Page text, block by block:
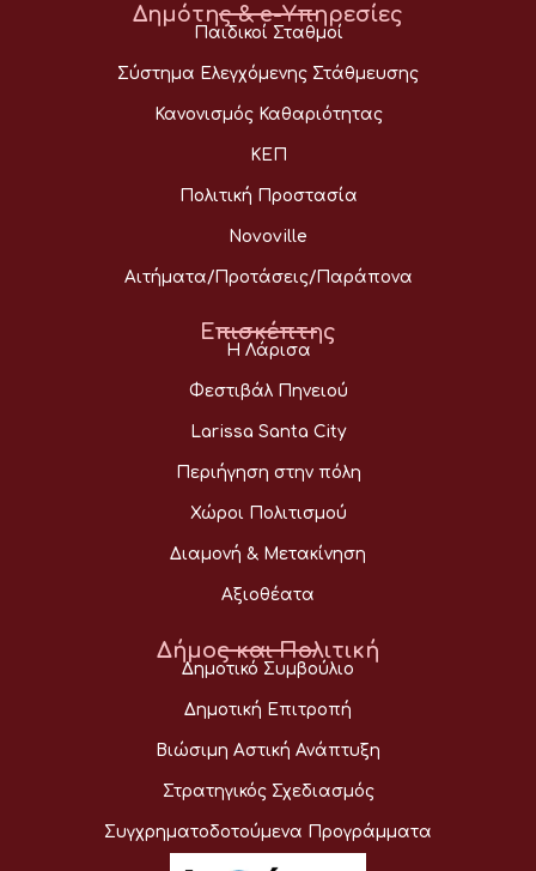
Δημότης & e-Υπηρεσίες
Παιδικοί Σταθμοί
Σύστημα Ελεγχόμενης Στάθμευσης
Κανονισμός Καθαριότητας
ΚΕΠ
Πολιτική Προστασία
Novoville
Αιτήματα/Προτάσεις/Παράπονα
Επισκέπτης
Η Λάρισα
Φεστιβάλ Πηνειού
Larissa Santa City
Περιήγηση στην πόλη
Χώροι Πολιτισμού
Διαμονή & Μετακίνηση
Αξιοθέατα
Δήμος και Πολιτική
Δημοτικό Συμβούλιο
Δημοτική Επιτροπή
Βιώσιμη Αστική Ανάπτυξη
Στρατηγικός Σχεδιασμός
Συγχρηματοδοτούμενα Προγράμματα